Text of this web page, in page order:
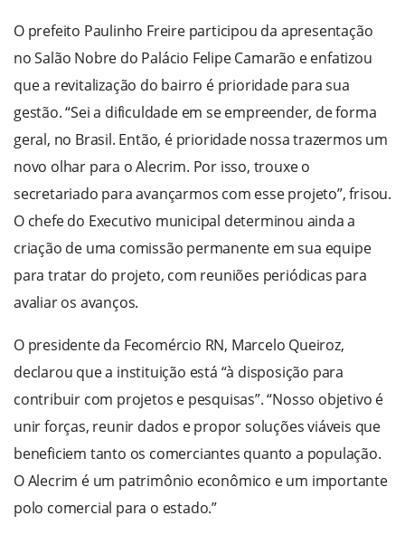
O prefeito Paulinho Freire participou da apresentação
no Salão Nobre do Palácio Felipe Camarão e enfatizou
que a revitalização do bairro é prioridade para sua
gestão. “Sei a dificuldade em se empreender, de forma
geral, no Brasil. Então, é prioridade nossa trazermos um
novo olhar para o Alecrim. Por isso, trouxe o
secretariado para avançarmos com esse projeto”, frisou.
O chefe do Executivo municipal determinou ainda a
criação de uma comissão permanente em sua equipe
para tratar do projeto, com reuniões periódicas para
avaliar os avanços.
O presidente da Fecomércio RN, Marcelo Queiroz,
declarou que a instituição está “à disposição para
contribuir com projetos e pesquisas”. “Nosso objetivo é
unir forças, reunir dados e propor soluções viáveis que
beneficiem tanto os comerciantes quanto a população.
O Alecrim é um patrimônio econômico e um importante
polo comercial para o estado.”